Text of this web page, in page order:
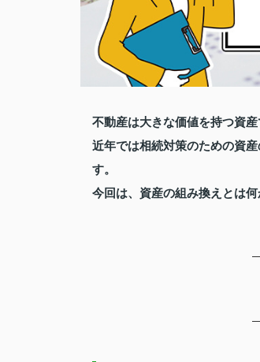
不動産は大きな価値を持つ資
近年では相続対策のための資
す。
今回は、資産の組み換えとは